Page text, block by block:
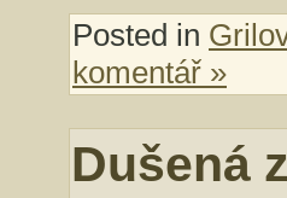
Posted in
komentář »
Dušená